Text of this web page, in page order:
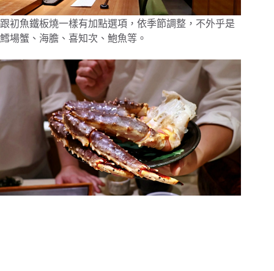
跟初魚鐵板燒一樣有加點選項，依季節調整，不外乎是
鱈場蟹、海膽、喜知次、鮑魚等。